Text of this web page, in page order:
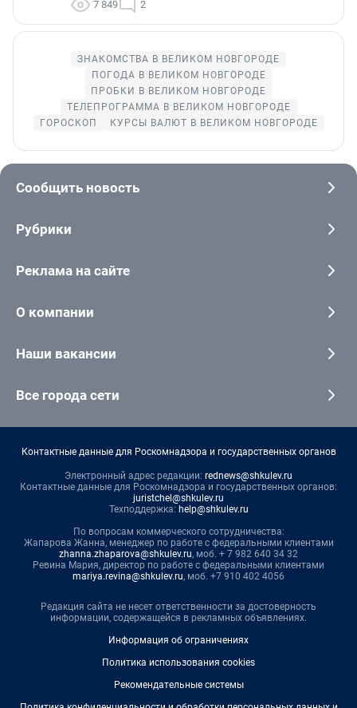
7 849 2
ЗНАКОМСТВА В ВЕЛИКОМ НОВГОРОДЕ
ПОГОДА В ВЕЛИКОМ НОВГОРОДЕ
ПРОБКИ В ВЕЛИКОМ НОВГОРОДЕ
ТЕЛЕПРОГРАММА В ВЕЛИКОМ НОВГОРОДЕ
ГОРОСКОП
КУРСЫ ВАЛЮТ В ВЕЛИКОМ НОВГОРОДЕ
Сообщить новость
Рубрики
Реклама на сайте
О компании
Наши вакансии
Все города сети
Контактные данные для Роскомнадзора и государственных органов
Электронный адрес редакции: rednews@shkulev.ru
Контактные данные для Роскомнадзора и государственных органов:
juristchel@shkulev.ru
Техподдержка: help@shkulev.ru
По вопросам коммерческого сотрудничества:
Жапарова Жанна, менеджер по работе с федеральными клиентами
zhanna.zhaparova@shkulev.ru, моб. + 7 982 640 34 32
Ревина Мария, директор по работе с федеральными клиентами
mariya.revina@shkulev.ru, моб. +7 910 402 4056
Редакция сайта не несет ответственности за достоверность
информации, содержащейся в рекламных объявлениях.
Информация об ограничениях
Политика использования cookies
Рекомендательные системы